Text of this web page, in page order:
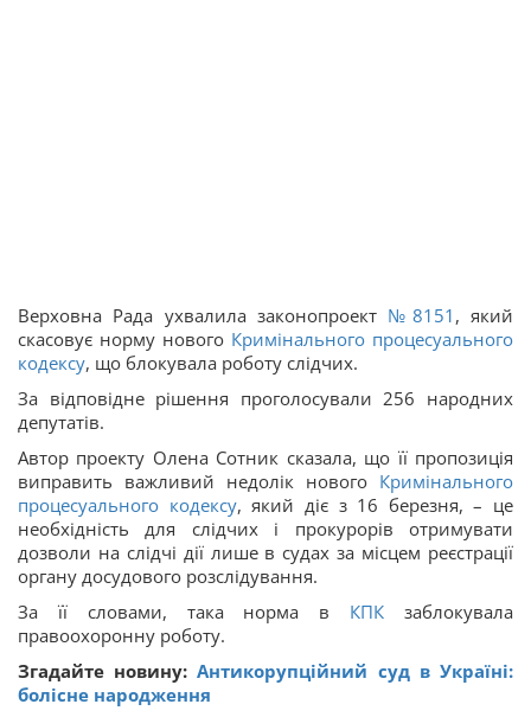
Верховна Рада ухвалила законопроект №8151 , який
скасовує норму нового Кримінального процесуального
кодексу, що блокувала роботу слідчих.
За відповідне рішення проголосували 256 народних
депутатів.
Автор проекту Олена Сотник сказала, що її пропозиція
виправить важливий недолік нового Кримінального
процесуального кодексу, який діє з 16 березня, – це
необхідність для слідчих і прокурорів отримувати
дозволи на слідчі дії лише в судах за місцем реєстрації
органу досудового розслідування.
За її словами, така норма в КПК заблокувала
правоохоронну роботу.
Згадайте новину:Антикорупційний суд в Україні:
болісне народження